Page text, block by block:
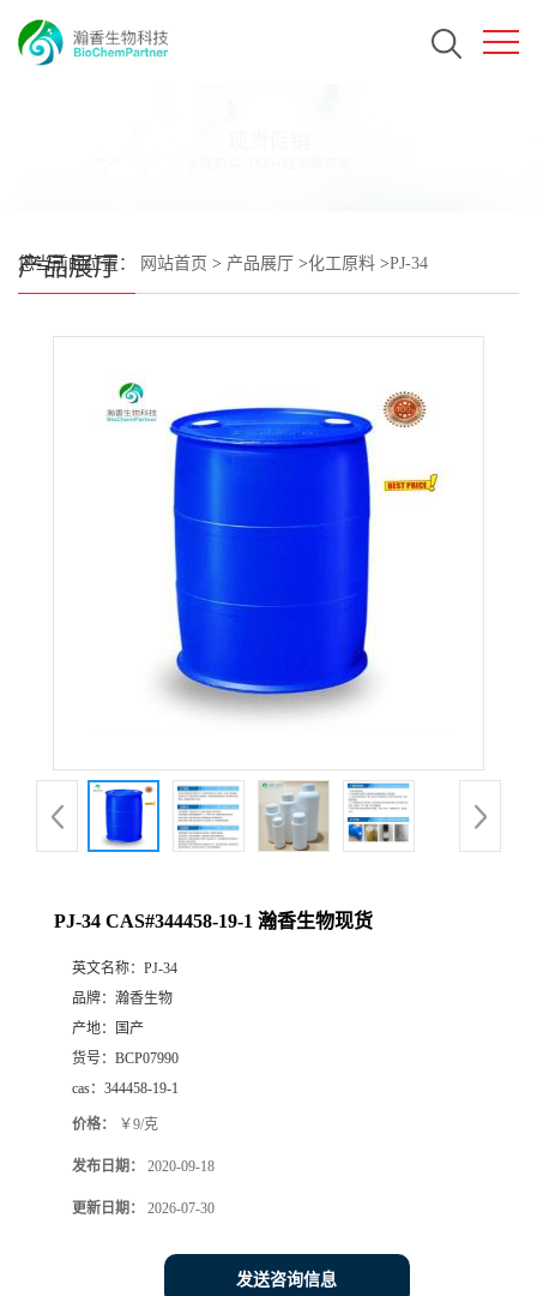
产品展厅
您当前的位置： 网站首页 > 产品展厅 >化工原料 >PJ-34
PJ-34 CAS#344458-19-1 瀚香生物现货
英文名称： PJ-34
品牌： 瀚香生物
产地：
国产
货号： BCP07990
cas： 344458-19-1
价格： ￥9/克
发布日期： 2020-09-18
更新日期： 2026-07-30
发送咨询信息